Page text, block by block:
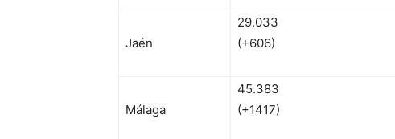
Jaén
29.033
(+606)
Málaga
45.383
(+1417)